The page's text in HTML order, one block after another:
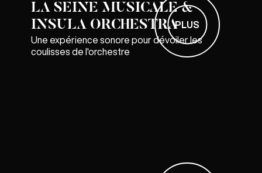
LA SEINE MUSICALE &
INSULA ORCHESTRA
Une expérience sonore pour dévoiler les
coulisses de l'orchestre
PLUS